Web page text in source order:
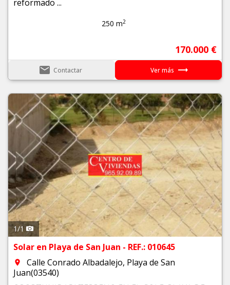
reformado ...
250 m2
170.000 €
email Contactar Ver más trending_flat
1/1
Solar en Playa de San Juan - REF.: 010645
room
Calle Conrado Albadalejo, Playa de San
Juan(03540)